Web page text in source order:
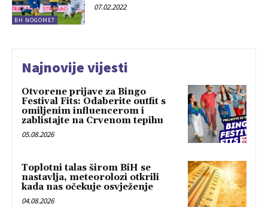
BH NOGOMET
07.02.2022
Najnovije vijesti
Otvorene prijave za Bingo
Festival Fits: Odaberite outfit s
omiljenim influencerom i
zablistajte na Crvenom tepihu
05.08.2026
Toplotni talas širom BiH se
nastavlja, meteorolozi otkrili
kada nas očekuje osvježenje
04.08.2026